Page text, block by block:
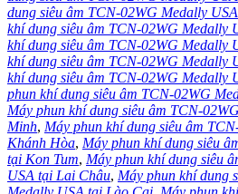
dung siêu âm TCN-02WG Medally
khí dung siêu âm TCN-02WG Medally
khí dung siêu âm TCN-02WG Medally
khí dung siêu âm TCN-02WG Medally
khí dung siêu âm TCN-02WG Medally
phun khí dung siêu âm TCN-02WG
Máy phun khí dung siêu âm TCN-
Minh, Máy phun khí dung siêu âm
Khánh Hòa, Máy phun khí dung siêu
tại Kon Tum, Máy phun khí dung siêu
USA tại Lai Châu, Máy phun khí dung